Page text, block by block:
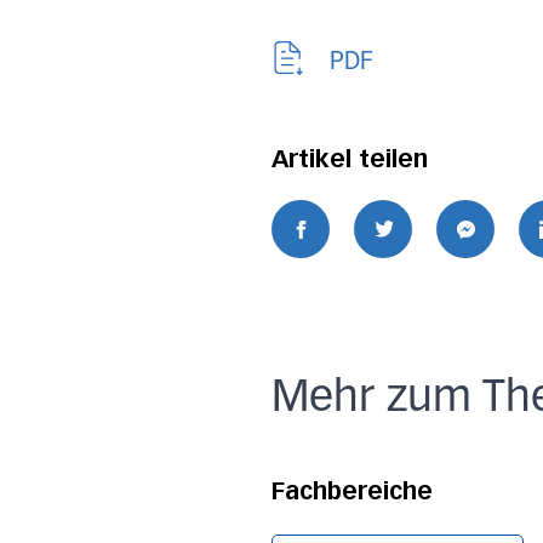
PDF
Artikel teilen
Mehr zum
Fachbereiche